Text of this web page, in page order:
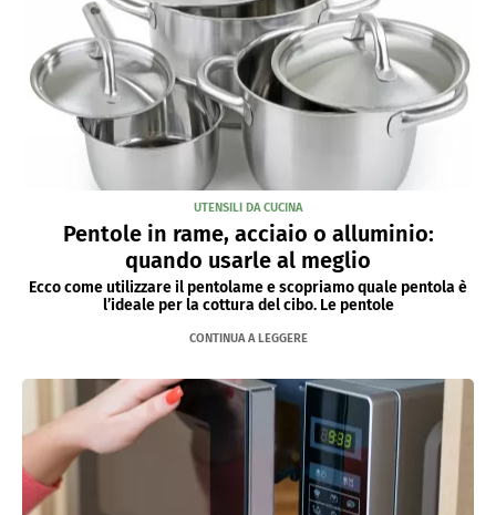
UTENSILI DA CUCINA
Pentole in rame, acciaio o alluminio:
quando usarle al meglio
Ecco come utilizzare il pentolame e scopriamo quale pentola è
l’ideale per la cottura del cibo. Le pentole
CONTINUA A LEGGERE